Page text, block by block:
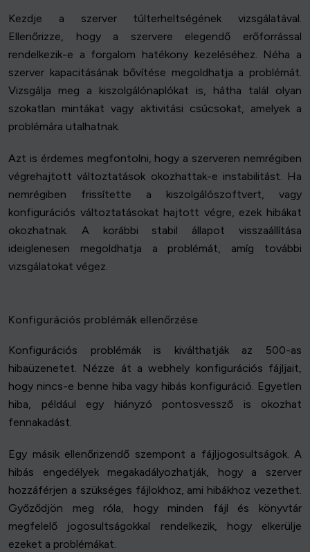
Kezdje a szerver túlterheltségének vizsgálatával.
Ellenőrizze, hogy a szervere elegendő erőforrással
rendelkezik-e a forgalom hatékony kezeléséhez. Néha a
szerver kapacitásának bővítése megoldhatja a problémát.
Vizsgálja meg a kiszolgálónaplókat is, hátha talál olyan
szokatlan mintákat vagy aktivitási csúcsokat, amelyek a
problémára utalhatnak.
Azt is érdemes megfontolni, hogy a szerveren nemrégiben
végrehajtott változtatások okozhattak-e instabilitást. Ha
nemrégiben frissítette a kiszolgálószoftvert, vagy
konfigurációs változtatásokat hajtott végre, ezek hibákat
okozhatnak. A korábbi stabil állapot visszaállítása
ideiglenesen megoldhatja a problémát, amíg további
vizsgálatokat végez.
Konfigurációs problémák ellenőrzése
Konfigurációs problémák is kiválthatják az 500-as
hibaüzenetet. Nézze át a webhely konfigurációs fájljait,
hogy nincs-e benne hiba vagy hibás konfiguráció. Egyetlen
hiba, például egy hiányzó pontosvessző is okozhat
fennakadást.
Egy másik ellenőrizendő szempont a fájljogosultságok. A
hibás engedélyek megakadályozhatják, hogy a szerver
hozzáférjen a szükséges fájlokhoz, ami hibákhoz vezethet.
Győződjön meg róla, hogy minden fájl és könyvtár
megfelelő jogosultságokkal rendelkezik, hogy elkerülje
ezeket a problémákat.